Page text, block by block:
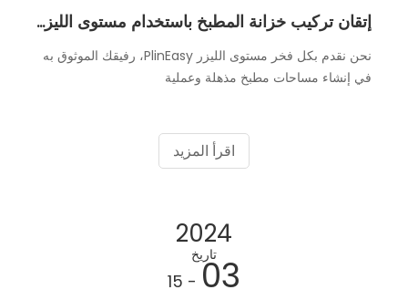
إتقان تركيب خزانة المطبخ باستخدام مستوى الليزر: دليل خطوة بخطوة
نحن نقدم بكل فخر مستوى الليزر PlinEasy، رفيقك الموثوق به
في إنشاء مساحات مطبخ مذهلة وعملية
اقرأ المزيد
2024
تاريخ
03
- 15